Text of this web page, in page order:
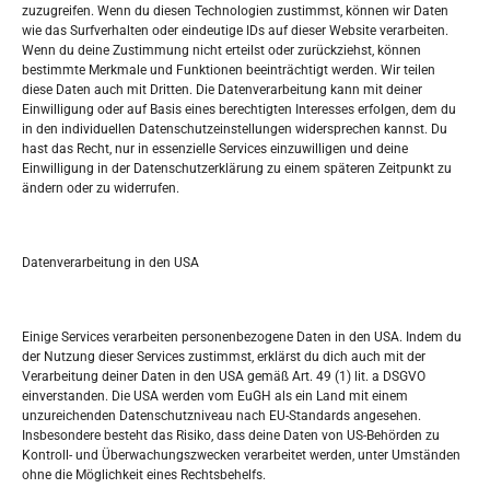
zuzugreifen. Wenn du diesen Technologien zustimmst, können wir Daten
wie das Surfverhalten oder eindeutige IDs auf dieser Website verarbeiten.
Wenn du deine Zustimmung nicht erteilst oder zurückziehst, können
bestimmte Merkmale und Funktionen beeinträchtigt werden. Wir teilen
diese Daten auch mit Dritten. Die Datenverarbeitung kann mit deiner
Einwilligung oder auf Basis eines berechtigten Interesses erfolgen, dem du
in den individuellen Datenschutzeinstellungen widersprechen kannst. Du
hast das Recht, nur in essenzielle Services einzuwilligen und deine
Einwilligung in der Datenschutzerklärung zu einem späteren Zeitpunkt zu
ändern oder zu widerrufen.
Datenverarbeitung in den USA
Einige Services verarbeiten personenbezogene Daten in den USA. Indem du
der Nutzung dieser Services zustimmst, erklärst du dich auch mit der
Verarbeitung deiner Daten in den USA gemäß Art. 49 (1) lit. a DSGVO
einverstanden. Die USA werden vom EuGH als ein Land mit einem
unzureichenden Datenschutzniveau nach EU-Standards angesehen.
Insbesondere besteht das Risiko, dass deine Daten von US-Behörden zu
Kontroll- und Überwachungszwecken verarbeitet werden, unter Umständen
ohne die Möglichkeit eines Rechtsbehelfs.
Tko je “Idemo u Svijet – Njemačka?
Pretražite stranicu:
S
e
a
h
M D M D F S S
2 3 4 5 6 7
9 10 11 12 13 14 15